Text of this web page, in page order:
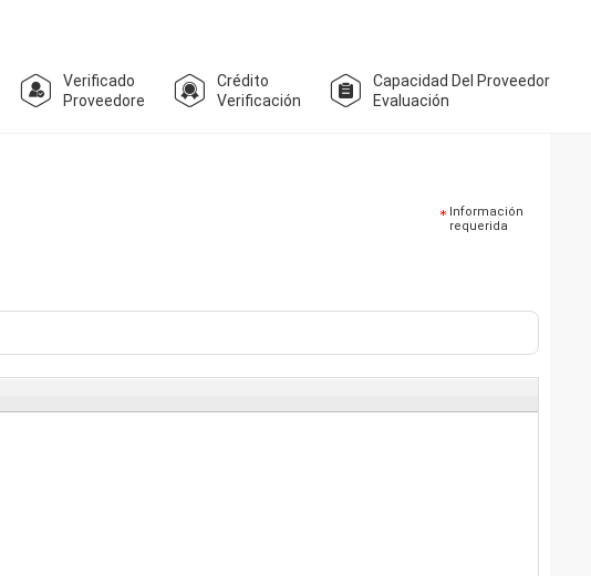
Verificado
Proveedore
Crédito
Verificación
Capacidad Del Proveedor
Evaluación
Información
requerida